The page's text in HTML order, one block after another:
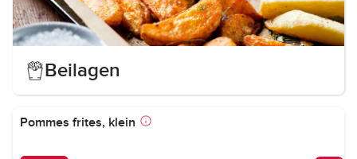
Beilagen
Pommes frites, klein